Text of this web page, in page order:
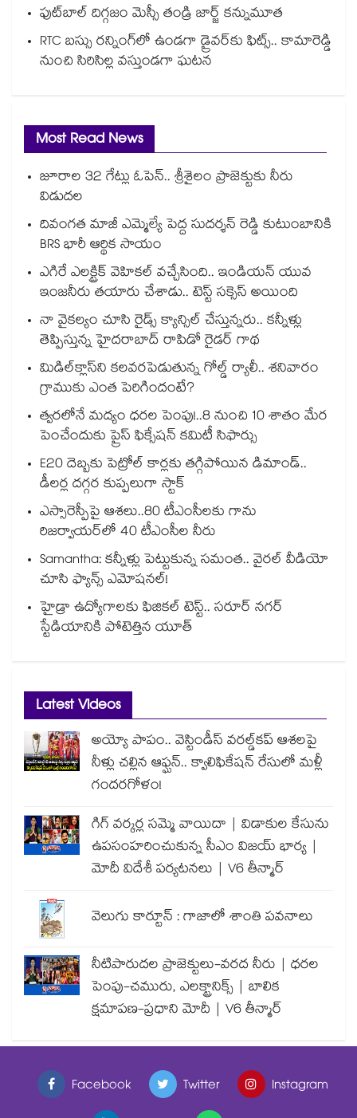
ఫుట్‎బాల్ దిగ్గజం మెస్సీ తండ్రి జార్జ్ కన్నుమూత
RTC బస్సు రన్నింగ్⁫లో ఉండగా డ్రైవర్‌కు ఫిట్స్.. కామారెడ్డి
నుంచి సిరిసిల్ల వస్తుండగా ఘటన
Most Read News
జూరాల 32 గేట్లు ఓపెన్.. శ్రీశైలం ప్రాజెక్టుకు నీరు
విడుదల
దివంగత మాజీ ఎమ్మెల్యే పెద్ద సుదర్శన్ రెడ్డి కుటుంబానికి
BRS భారీ ఆర్థిక సాయం
ఎగిరే ఎలక్ట్రిక్ వెహికల్ వచ్చేసింది.. ఇండియన్ యువ
ఇంజనీరు తయారు చేశాడు.. టెస్ట్ సక్సెస్ అయింది
నా వైకల్యం చూసి రైడ్స్ క్యాన్సిల్ చేస్తున్నరు.. కన్నీళ్లు
తెప్పిస్తున్న హైదరాబాద్ రాపిడో రైడర్ గాథ
మిడిల్‌క్లాస్‌ని కలవరపెడుతున్న గోల్డ్ ర్యాలీ.. శనివారం
గ్రాముకు ఎంత పెరిగిందంటే?
త్వరలోనే మద్యం ధ‌‌ర‌‌ల పెంపు!..8 నుంచి 10 శాతం మేర
పెంచేందుకు ప్రైస్ ఫిక్సేష‌‌న్ క‌‌మిటీ సిఫార్సు
E20 దెబ్బకు పెట్రోల్ కార్లకు తగ్గిపోయిన డిమాండ్..
డీలర్ల దగ్గర కుప్పలుగా స్టాక్
ఎస్సారెస్పీపై ఆశలు..80 టీఎంసీలకు గాను
రిజర్వాయర్‌‌‌‌‌‌‌‌‌‌‌‌‌‌‌‌లో 40 టీఎంసీల నీరు
Samantha: కన్నీళ్లు పెట్టుకున్న సమంత.. వైరల్ వీడియో
చూసి ఫ్యాన్స్ ఎమోషనల్!
హైడ్రా ఉద్యోగాలకు ఫిజికల్ టెస్ట్.. సరూర్ నగర్
స్టేడియానికి పోటెత్తిన యూత్
Latest Videos
అయ్యో పాపం.. వెస్టిండీస్ వరల్డ్‌కప్ ఆశలపై
నీళ్లు చల్లిన ఆఫ్ఘన్.. క్వాలిఫికేషన్ రేసులో మళ్లీ
గందరగోళం!
గిగ్ వర్కర్ల సమ్మె వాయిదా | విడాకుల కేసును
ఉపసంహరించుకున్న సీఎం విజయ్ భార్య |
మోదీ విదేశీ పర్యటనలు | V6 తీన్మార్
వెలుగు కార్టూన్ : గాజాలో శాంతి పవనాలు
నీటిపారుదల ప్రాజెక్టులు-వరద నీరు | ధరల
పెంపు-చమురు, ఎలక్ట్రానిక్స్ | బాలిక
క్షమాపణ-ప్రధాని మోదీ | V6 తీన్మార్
Facebook Twitter
Instagram